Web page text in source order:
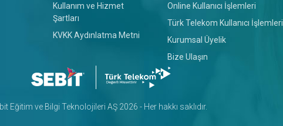
Kullanım ve Hizmet
Şartları
KVKK Aydınlatma Metni
Online Kullanıcı İşlemleri
Türk Telekom Kullanıcı İşlemleri
Kurumsal Üyelik
Bize Ulaşın
Eğitim ve Bilgi Teknolojileri AŞ 2026 - Her hakkı saklıdır.